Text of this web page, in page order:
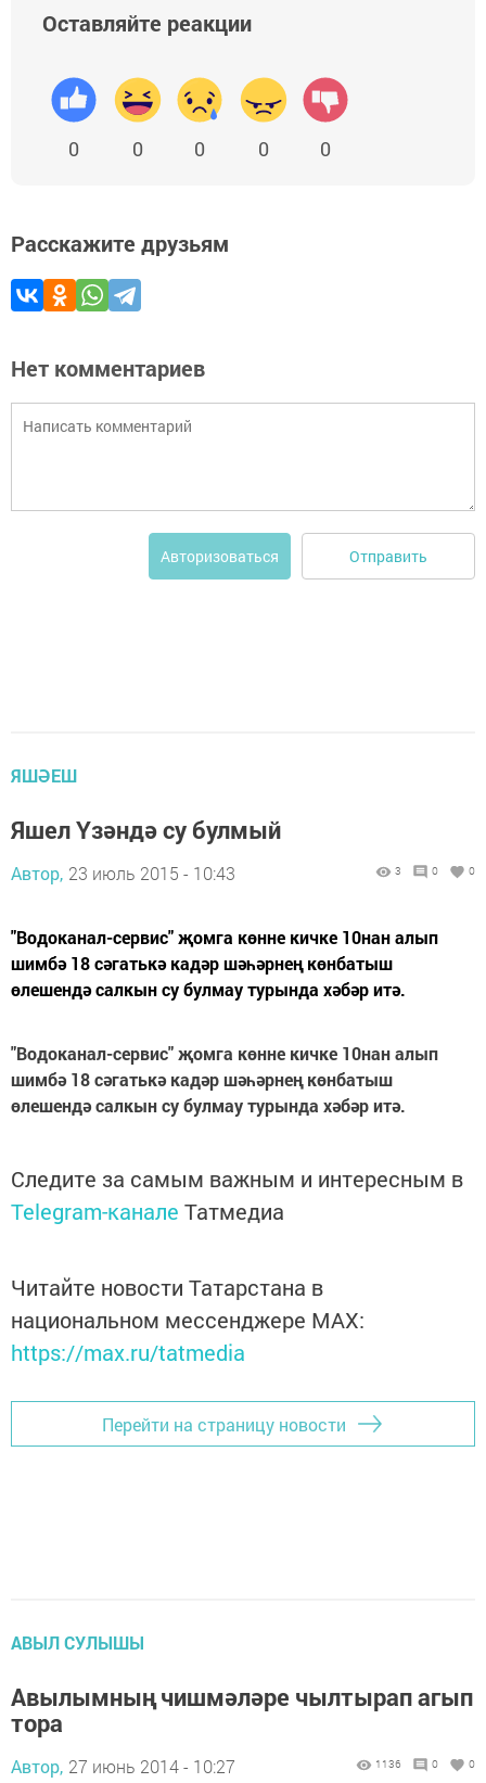
Оставляйте реакции
0 0 0 0 0
Расскажите друзьям
Нет комментариев
Авторизоваться Отправить
ЯШӘЕШ
Яшел Үзәндә су булмый
Автор, 23 июль 2015 - 10:43 3 0 0
"Водоканал-сервис" җомга көнне кичке 10нан алып
шимбә 18 сәгатькә кадәр шәһәрнең көнбатыш
өлешендә салкын су булмау турында хәбәр итә.
"Водоканал-сервис" җомга көнне кичке 10нан алып
шимбә 18 сәгатькә кадәр шәһәрнең көнбатыш
өлешендә салкын су булмау турында хәбәр итә.
Следите за самым важным и интересным в
Telegram-канале Татмедиа
Читайте новости Татарстана в
национальном мессенджере MАХ:
https://max.ru/tatmedia
Перейти на страницу новости
АВЫЛ СУЛЫШЫ
Авылымның чишмәләре чылтырап агып
тора
Автор, 27 июнь 2014 - 10:27 1136 0 0